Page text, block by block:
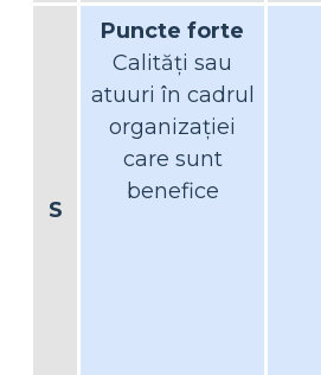
S
Puncte forte
Calități sau
atuuri în cadrul
organizației
care sunt
benefice